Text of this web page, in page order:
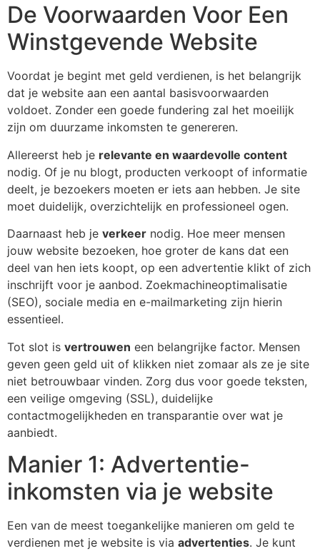
De Voorwaarden Voor Een
Winstgevende Website
Voordat je begint met geld verdienen, is het belangrijk
dat je website aan een aantal basisvoorwaarden
voldoet. Zonder een goede fundering zal het moeilijk
zijn om duurzame inkomsten te genereren.
Allereerst heb je relevante en waardevolle content
nodig. Of je nu blogt, producten verkoopt of informatie
deelt, je bezoekers moeten er iets aan hebben. Je site
moet duidelijk, overzichtelijk en professioneel ogen.
Daarnaast heb je verkeer nodig. Hoe meer mensen
jouw website bezoeken, hoe groter de kans dat een
deel van hen iets koopt, op een advertentie klikt of zich
inschrijft voor je aanbod. Zoekmachineoptimalisatie
(SEO), sociale media en e-mailmarketing zijn hierin
essentieel.
Tot slot is vertrouwen een belangrijke factor. Mensen
geven geen geld uit of klikken niet zomaar als ze je site
niet betrouwbaar vinden. Zorg dus voor goede teksten,
een veilige omgeving (SSL), duidelijke
contactmogelijkheden en transparantie over wat je
aanbiedt.
Manier 1: Advertentie-
inkomsten via je website
Een van de meest toegankelijke manieren om geld te
verdienen met je website is via advertenties. Je kunt